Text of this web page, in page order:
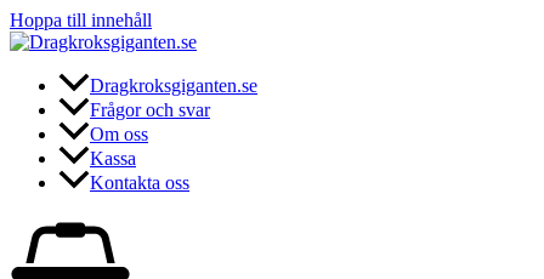
Hoppa till innehåll
Dragkroksgiganten.se
Frågor och svar
Om oss
Kassa
Kontakta oss